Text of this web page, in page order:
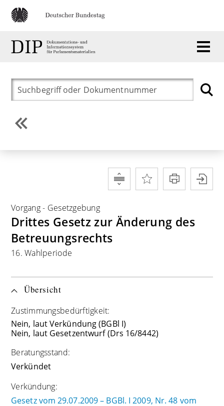
Vorgang- Gesetzgebung
Drittes Gesetz zur Änderung des
Betreuungsrechts
16. Wahlperiode
Übersicht
Zustimmungsbedürftigkeit:
Nein, laut Verkündung (BGBl I)
Nein, laut Gesetzentwurf (Drs 16/8442)
Beratungsstand:
Verkündet
Verkündung:
Gesetz vom 29.07.2009 – BGBl. I 2009, Nr. 48 vom